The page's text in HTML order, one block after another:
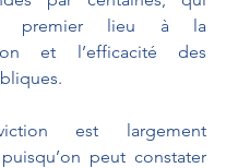
premier lieu à la
et l’efficacité des
est largement
peut constater